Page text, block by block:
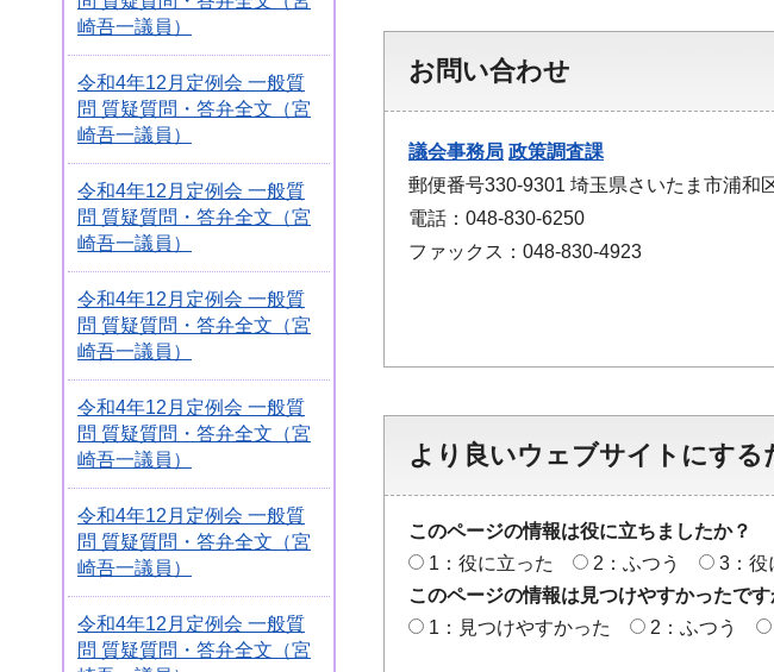
崎吾一議員）
令和4年12月定例会 一般質
問 質疑質問・答弁全文（宮
崎吾一議員）
令和4年12月定例会 一般質
問 質疑質問・答弁全文（宮
崎吾一議員）
令和4年12月定例会 一般質
問 質疑質問・答弁全文（宮
崎吾一議員）
令和4年12月定例会 一般質
問 質疑質問・答弁全文（宮
崎吾一議員）
令和4年12月定例会 一般質
問 質疑質問・答弁全文（宮
崎吾一議員）
令和4年12月定例会 一般質
問 質疑質問・答弁全文（宮
お問い合わせ
議会事務局 政策調査課
郵便番号330-9301 埼玉県さいたま市浦和
電話：048-830-6250
ファックス：048-830-4923
より良いウェブサイトにす
このページの情報は役に立ちましたか？
1：役に立った
2：ふつう
3：役
このページの情報は見つけやすかったです
1：見つけやすかった
2：ふつう